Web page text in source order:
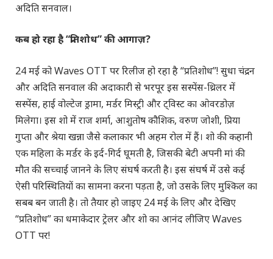
अदिति सनवाल।
कब हो रहा है “प्रतिशोध” की आगाज़?
24 मई को Waves OTT पर रिलीज हो रहा है “प्रतिशोध”! सुधा चंद्रन
और अदिति सनवाल की अदाकारी से भरपूर इस सस्पेंस-थ्रिलर में
सस्पेंस, हाई वोल्टेज ड्रामा, मर्डर मिस्ट्री और ट्विस्ट का ओवरडोज़
मिलेगा। इस शो में राज शर्मा, आशुतोष कौशिक, वरुण जोशी, प्रिया
गुप्ता और श्रेया खन्ना जैसे कलाकार भी अहम रोल में हैं। शो की कहानी
एक महिला के मर्डर के इर्द-गिर्द घूमती है, जिसकी बेटी अपनी मां की
मौत की सच्चाई जानने के लिए संघर्ष करती है। इस संघर्ष में उसे कई
ऐसी परिस्थितियों का सामना करना पड़ता है, जो उसके लिए मुश्किल का
सबब बन जाती है। तो तैयार हो जाइए 24 मई के लिए और देखिए
“प्रतिशोध” का धमाकेदार ट्रेलर और शो का आनंद लीजिए Waves
OTT पर!